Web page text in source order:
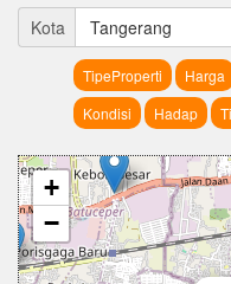
Kota Tangerang
TipeProperti Harga
Kondisi
Hadap
+
−